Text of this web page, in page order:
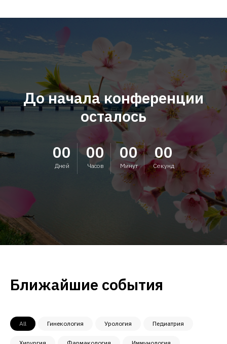
До начала конференции
осталось
00
Дней
00
Часов
00
Минут
00
Секунд
Ближайшие события
All Гинекология Урология Педиатрия